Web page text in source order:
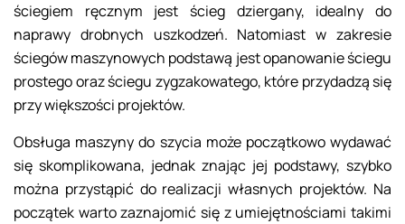
ściegiem ręcznym jest ścieg dziergany, idealny do
naprawy drobnych uszkodzeń. Natomiast w zakresie
ściegów maszynowych podstawą jest opanowanie ściegu
prostego oraz ściegu zygzakowatego, które przydadzą się
przy większości projektów.
Obsługa maszyny do szycia może początkowo wydawać
się skomplikowana, jednak znając jej podstawy, szybko
można przystąpić do realizacji własnych projektów. Na
początek warto zaznajomić się z umiejętnościami takimi